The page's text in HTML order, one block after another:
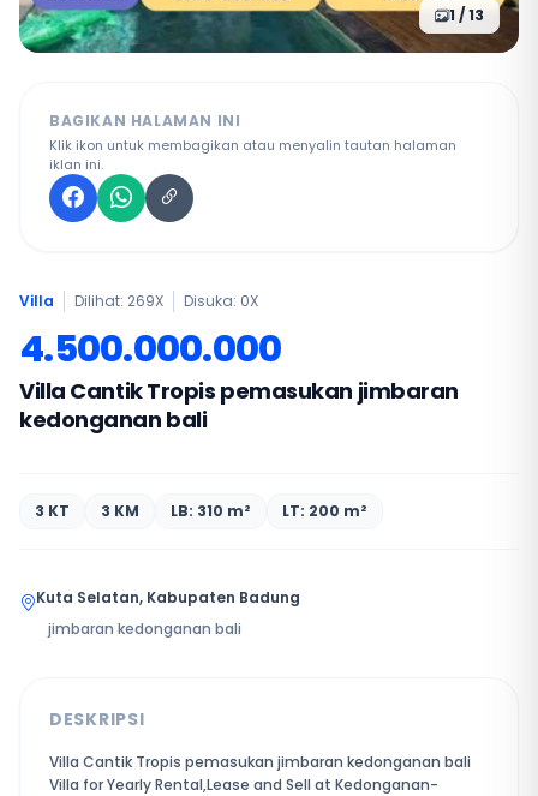
1 / 13
BAGIKAN HALAMAN INI
Klik ikon untuk membagikan atau menyalin tautan halaman
iklan ini.
Villa Dilihat: 269X Disuka: 0X
4.500.000.000
Villa Cantik Tropis pemasukan jimbaran
kedonganan bali
3 KT 3 KM LB: 310 m² LT: 200 m²
Kuta Selatan, Kabupaten Badung
jimbaran kedonganan bali
DESKRIPSI
Villa Cantik Tropis pemasukan jimbaran kedonganan bali
Villa for Yearly Rental,Lease and Sell at Kedonganan-